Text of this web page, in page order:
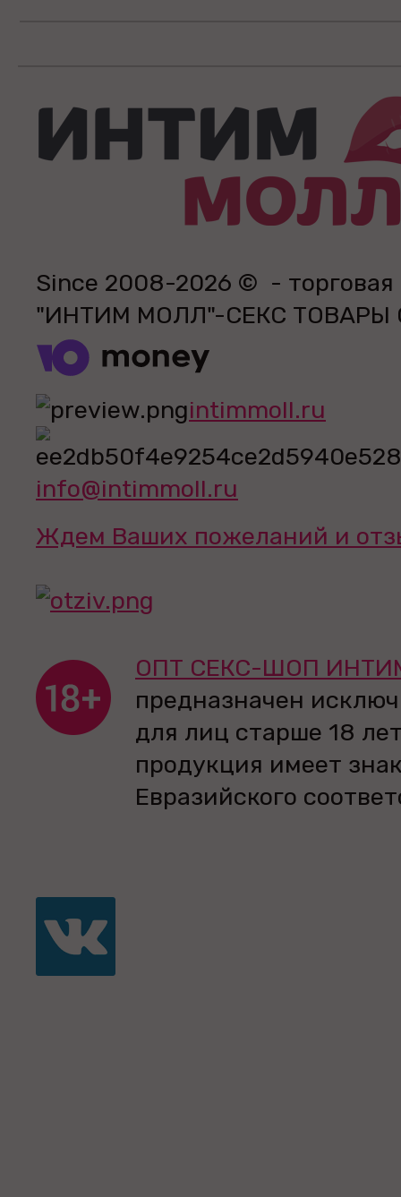
Since 2008-2026 © - торговая
"ИНТИМ МОЛЛ"-СЕКС
intimmoll.ru
info@intimmoll.ru
Ждем Ваших пожеланий и
ОПТ СЕКС-ШОП
предназначен
для лиц старше 18
продукция имеет
Евразийского